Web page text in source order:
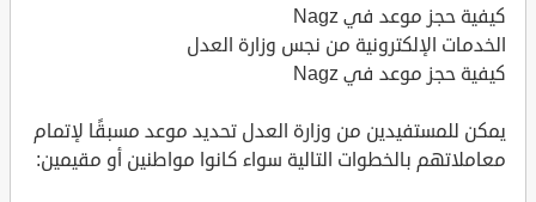
كيفية حجز موعد في Nagz
الخدمات الإلكترونية من نجس وزارة العدل
كيفية حجز موعد في Nagz
يمكن للمستفيدين من وزارة العدل تحديد موعد مسبقًا لإتمام
معاملاتهم بالخطوات التالية سواء كانوا مواطنين أو مقيمين: